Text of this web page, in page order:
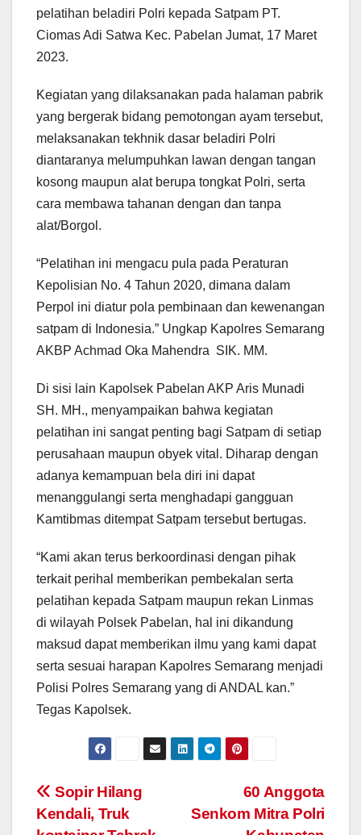
pelatihan beladiri Polri kepada Satpam PT.
Ciomas Adi Satwa Kec. Pabelan Jumat, 17 Maret
2023.
Kegiatan yang dilaksanakan pada halaman pabrik
yang bergerak bidang pemotongan ayam tersebut,
melaksanakan tekhnik dasar beladiri Polri
diantaranya melumpuhkan lawan dengan tangan
kosong maupun alat berupa tongkat Polri, serta
cara membawa tahanan dengan dan tanpa
alat/Borgol.
“Pelatihan ini mengacu pula pada Peraturan
Kepolisian No. 4 Tahun 2020, dimana dalam
Perpol ini diatur pola pembinaan dan kewenangan
satpam di Indonesia.” Ungkap Kapolres Semarang
AKBP Achmad Oka Mahendra SIK. MM.
Di sisi lain Kapolsek Pabelan AKP Aris Munadi
SH. MH., menyampaikan bahwa kegiatan
pelatihan ini sangat penting bagi Satpam di setiap
perusahaan maupun obyek vital. Diharap dengan
adanya kemampuan bela diri ini dapat
menanggulangi serta menghadapi gangguan
Kamtibmas ditempat Satpam tersebut bertugas.
“Kami akan terus berkoordinasi dengan pihak
terkait perihal memberikan pembekalan serta
pelatihan kepada Satpam maupun rekan Linmas
di wilayah Polsek Pabelan, hal ini dikandung
maksud dapat memberikan ilmu yang kami dapat
serta sesuai harapan Kapolres Semarang menjadi
Polisi Polres Semarang yang di ANDAL kan.”
Tegas Kapolsek.
Post
60 Anggota
Senkom Mitra Polri
Sopir Hilang
Kendali, Truk